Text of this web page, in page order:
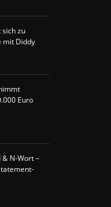
sich zu
mit Diddy
Euro
N-Wort –